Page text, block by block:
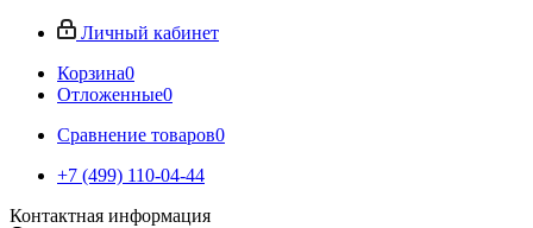
Личный кабинет
Корзина0
Отложенные0
Сравнение товаров0
+7 (499) 110-04-44
Контактная информация